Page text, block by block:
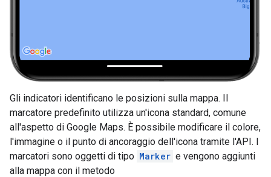
Gli indicatori identificano le posizioni sulla mappa. Il
marcatore predefinito utilizza un'icona standard, comune
all'aspetto di Google Maps. È possibile modificare il colore,
l'immagine o il punto di ancoraggio dell'icona tramite l'API. I
marcatori sono oggetti di tipo Marker e vengono aggiunti
alla mappa con il metodo